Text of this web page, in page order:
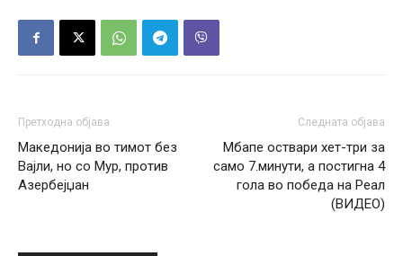
Претходна објава
Македонија во тимот без
Вајли, но со Мур, против
Азербејџан
Следната објава
Мбапе оствари хет-три за
само 7.минути, а постигна 4
гола во победа на Реал
(ВИДЕО)